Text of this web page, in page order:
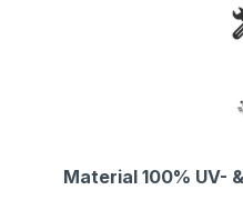
Material 100% UV-